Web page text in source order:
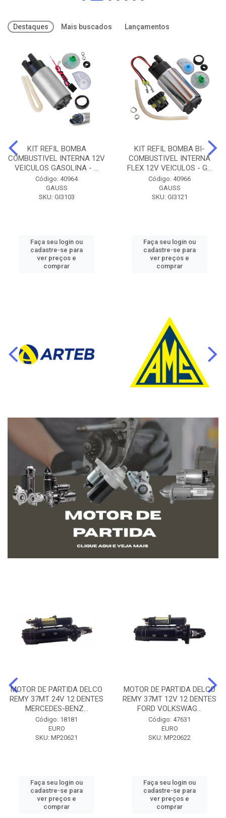
Destaques Mais buscados Lançamentos
KIT REFIL BOMBA
COMBUSTIVEL INTERNA 12V
VEICULOS GASOLINA - ...
Código: 40964
GAUSS
SKU: GI3103
Faça seu login ou
cadastre-se para
ver preços e
comprar
KIT REFIL BOMBA BI-
COMBUSTIVEL INTERNA
FLEX 12V VEICULOS - G...
Código: 40966
GAUSS
SKU: GI3121
Faça seu login ou
cadastre-se para
ver preços e
comprar
MOTOR DE PARTIDA DELCO
REMY 37MT 24V 12 DENTES
MERCEDES-BENZ...
Código: 18181
EURO
SKU: MP20621
Faça seu login ou
cadastre-se para
ver preços e
comprar
MOTOR DE PARTIDA DELCO
REMY 37MT 12V 12 DENTES
FORD VOLKSWAG...
Código: 47631
EURO
SKU: MP20622
Faça seu login ou
cadastre-se para
ver preços e
comprar